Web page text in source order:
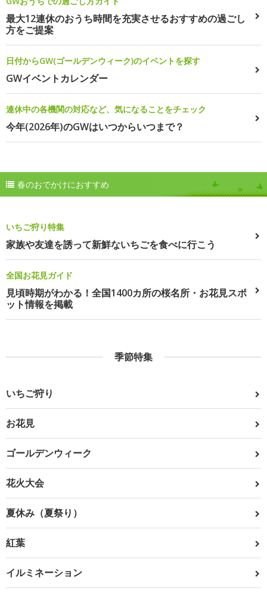
最大12連休のおうち時間を充実させるおすすめの過ごし
方をご提案
日付からGW(ゴールデンウィーク)のイベントを探す
GWイベントカレンダー
連休中の各機関の対応など、気になることをチェック
今年(2026年)のGWはいつからいつまで？
春のおでかけにおすすめ
いちご狩り特集
家族や友達を誘って新鮮ないちごを食べに行こう
全国お花見ガイド
見頃時期がわかる！全国1400カ所の桜名所・お花見スポ
ット情報を掲載
季節特集
いちご狩り
お花見
ゴールデンウィーク
花火大会
夏休み（夏祭り）
紅葉
イルミネーション